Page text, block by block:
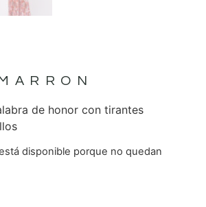
de honor con tirantes
disponible porque no quedan